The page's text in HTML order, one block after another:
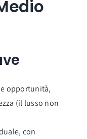
opportunità,
(il lusso non
con